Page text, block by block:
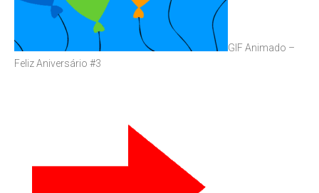
GIF Animado –
Feliz Aniversário #3